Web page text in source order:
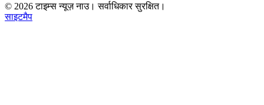
© 2026टाइम्स न्यूज़ नाउ। सर्वाधिकार सुरक्षित।
साइटमैप